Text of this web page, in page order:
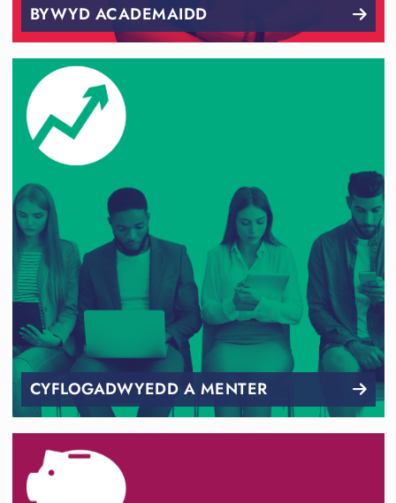
BYWYD ACADEMAIDD
CYFLOGADWYEDD A MENTER